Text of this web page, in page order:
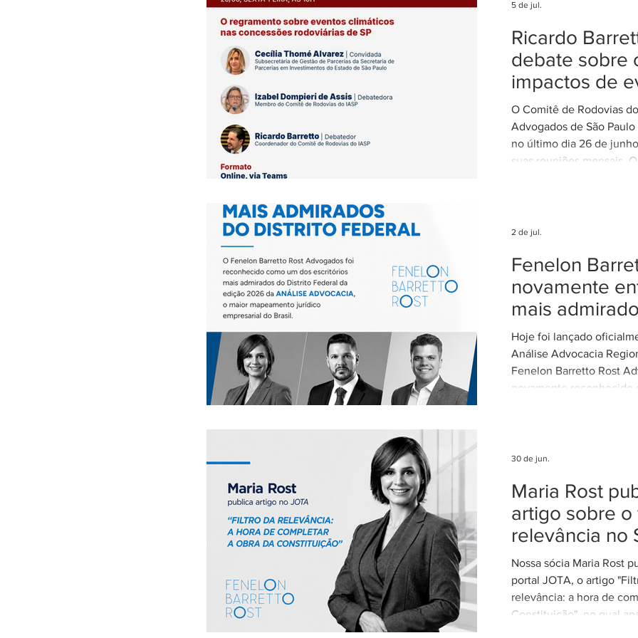
Ricardo
debate sobre
impactos de
climáticos
nas
rodovias
O Comitê de Rodovias
Advogados de São Paulo
no último dia 26 de
suas reuniões mensais.
dos eventos climáticos
Estado de São Paulo. A
com a participação de
Alvarez, Subsecretária de
Parcerias da Secretaria
5 de jul.
Fenelon
novamente
mais
Hoje foi lançado
Análise Advocacia
Fenelon Barretto Rost
novamente reconhecido
nosso trabalho. Esse
advocacia técnica e de
2 de jul.
Maria Rost
artigo sobre o
relevância no
Nossa sócia Maria Rost
portal JOTA, o artigo
relevância: a hora de
Constituição", no qual
30 de jun.